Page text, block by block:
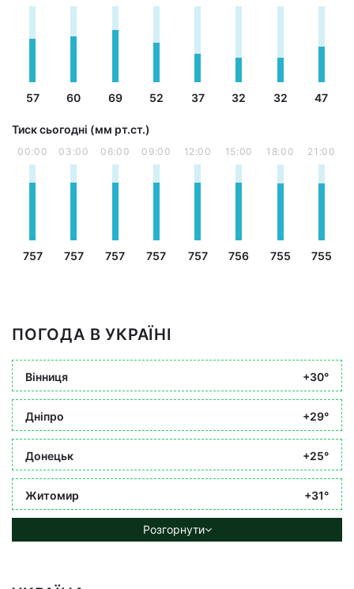
57 60 69 52 37 32 32 47
Тиск сьогодні (мм рт.ст.)
00:00
757
03:00
757
06:00
757
09:00
757
12:00
757
15:00
756
18:00
755
21:00
755
ПОГОДА В УКРАЇНІ
Вінниця +30°
Дніпро +29°
Донецьк +25°
Житомир +31°
Розгорнути